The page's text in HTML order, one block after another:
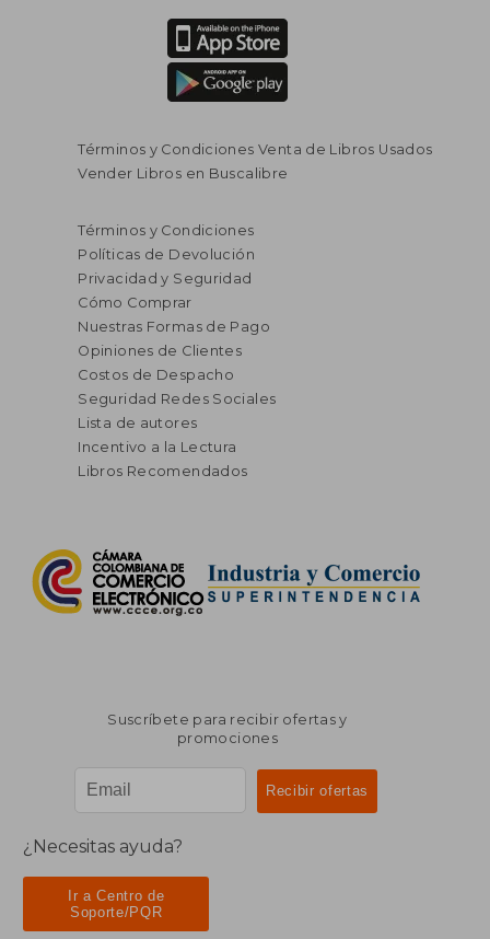
Términos y Condiciones Venta de Libros Usados
Vender Libros en Buscalibre
Términos y Condiciones
Políticas de Devolución
Privacidad y Seguridad
Cómo Comprar
Nuestras Formas de Pago
Opiniones de Clientes
Costos de Despacho
Seguridad Redes Sociales
Lista de autores
Incentivo a la Lectura
Libros Recomendados
Suscríbete para recibir ofertas y
promociones
¿Necesitas ayuda?
Ir a Centro de
Soporte/PQR